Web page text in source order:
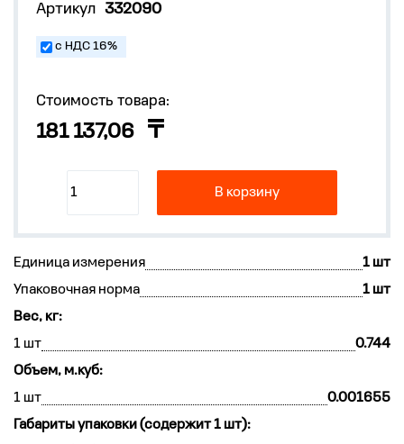
Артикул 332090
с НДС 16%
Стоимость товара:
181 137,06
В корзину
Единица измерения
1 шт
Упаковочная норма
1 шт
Вес, кг:
1 шт
0.744
Объем, м.куб:
1 шт
0.001655
Габариты упаковки (содержит 1 шт):